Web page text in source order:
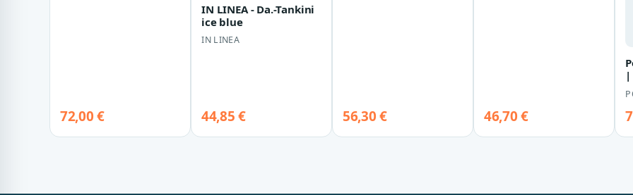
72,00 €
IN LINEA - Da.-Tankini
ice blue
IN LINEA
44,85 € 56,30 € 46,70 €
|